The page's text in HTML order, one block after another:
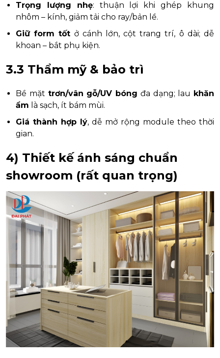
Trọng lượng nhẹ: thuận lợi khi ghép khung
nhôm – kính, giảm tải cho ray/bản lề.
Giữ form tốt ở cánh lớn, cột trang trí, ô dài; dễ
khoan – bắt phụ kiện.
3.3 Thẩm mỹ & bảo trì
Bề mặt trơn/vân gỗ/UV bóng đa dạng; lau khăn
ẩm là sạch, ít bám mùi.
Giá thành hợp lý, dễ mở rộng module theo thời
gian.
4) Thiết kế ánh sáng chuẩn
showroom (rất quan trọng)